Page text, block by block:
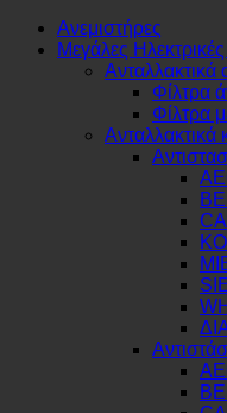
Ανεμιστήρες
Μεγάλες
Φίλτρα
Φίλτρα
Ανταλλακτικά